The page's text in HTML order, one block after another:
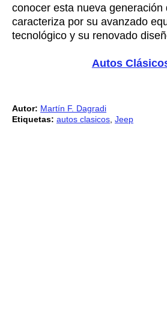
conocer esta nueva generación
caracteriza por su avanzado
tecnológico y su renovado
Autos
Autor: Martín F. Dagradi
Etiquetas: autos clasicos Jeep